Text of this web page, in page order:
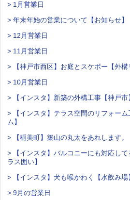
> 1月営業日
> 年末年始の営業について【お知らせ】
> 12月営業日
> 11月営業日
> 【神戸市西区】お庭とスケボー【外構
> 10月営業日
> 【インスタ】新築の外構工事【神戸市
> 【インスタ】テラス空間のリフォー
ム】
> 【稲美町】築山の丸太をあれします。
> 【インスタ】バルコニーにも対応し
ラス囲い】
> 【インスタ】犬も喉かわく【水飲み場
> 9月の営業日